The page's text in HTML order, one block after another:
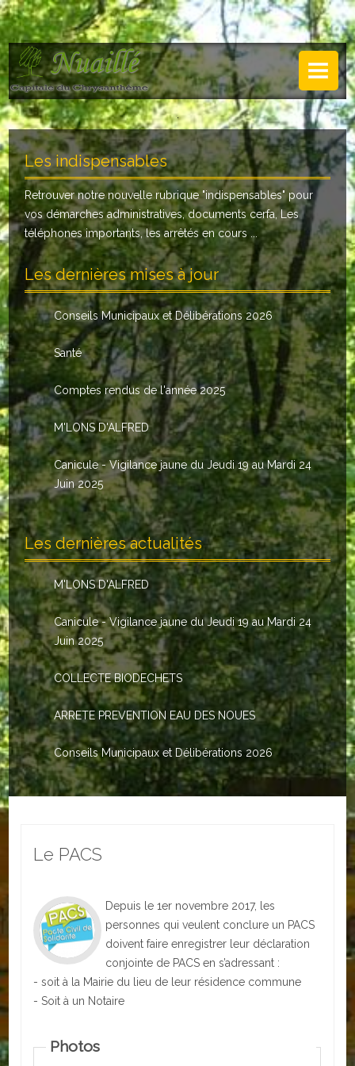
NUAILLÉ
Plan de Nuaillé
Sentiers pédestres
Guide annuel
Histoire
Galerie
LA MAIRIE
Horaires
Agence postale
Le conseil municipal
Les élus
Les commissions
Les comptes rendus
Le personnel communal
L'Echo de Nuaillé
Tarifs et locations
Galeries photos
INDISPENSABLES
Nouveaux arrivants
Le PACS
Voter
Bientôt 16 ans
Urbanisme
Santé
Social
Culturel
.
Les indispensables
Retrouver notre nouvelle rubrique "indispensables" pour
vos démarches administratives, documents cerfa, Les
téléphones importants, les arrêtés en cours ...
Les dernières mises à jour
Conseils Municipaux et Délibérations 2026
Santé
Comptes rendus de l'année 2025
M'LONS D'ALFRED
Canicule - Vigilance jaune du Jeudi 19 au Mardi 24
Juin 2025
Les dernières actualités
M'LONS D'ALFRED
Canicule - Vigilance jaune du Jeudi 19 au Mardi 24
Juin 2025
COLLECTE BIODECHETS
ARRETE PREVENTION EAU DES NOUES
Conseils Municipaux et Délibérations 2026
Le PACS
Depuis le 1er novembre 2017, les
personnes qui veulent conclure un PACS
doivent faire enregistrer leur déclaration
conjointe de PACS en s’adressant :
- soit à la Mairie du lieu de leur résidence commune
- Soit à un Notaire
Photos